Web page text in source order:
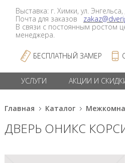
Выставка: г. Химки, ул.
Почта для заказов
В связи с постоянным ростом
менеджера.
БЕСПЛАТНЫЙ ЗАМЕР
УСЛУГИ АКЦИИ И
Главная Каталог
ДВЕРЬ ОНИКС